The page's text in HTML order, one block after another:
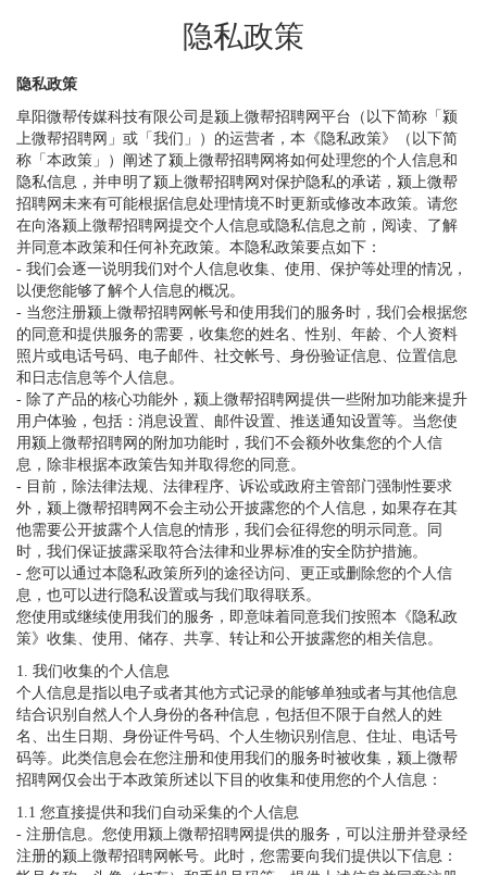
隐私政策
隐私政策
阜阳微帮传媒科技有限公司是颍上微帮招聘网平台（以下简称「颍
上微帮招聘网」或「我们」）的运营者，本《隐私政策》（以下简
称「本政策」）阐述了颍上微帮招聘网将如何处理您的个人信息和
隐私信息，并申明了颍上微帮招聘网对保护隐私的承诺，颍上微帮
招聘网未来有可能根据信息处理情境不时更新或修改本政策。请您
在向洛颍上微帮招聘网提交个人信息或隐私信息之前，阅读、了解
并同意本政策和任何补充政策。本隐私政策要点如下：
- 我们会逐一说明我们对个人信息收集、使用、保护等处理的情况，
以便您能够了解个人信息的概况。
- 当您注册颍上微帮招聘网帐号和使用我们的服务时，我们会根据您
的同意和提供服务的需要，收集您的姓名、性别、年龄、个人资料
照片或电话号码、电子邮件、社交帐号、身份验证信息、位置信息
和日志信息等个人信息。
- 除了产品的核心功能外，颍上微帮招聘网提供一些附加功能来提升
用户体验，包括：消息设置、邮件设置、推送通知设置等。当您使
用颍上微帮招聘网的附加功能时，我们不会额外收集您的个人信
息，除非根据本政策告知并取得您的同意。
- 目前，除法律法规、法律程序、诉讼或政府主管部门强制性要求
外，颍上微帮招聘网不会主动公开披露您的个人信息，如果存在其
他需要公开披露个人信息的情形，我们会征得您的明示同意。同
时，我们保证披露采取符合法律和业界标准的安全防护措施。
- 您可以通过本隐私政策所列的途径访问、更正或删除您的个人信
息，也可以进行隐私设置或与我们取得联系。
您使用或继续使用我们的服务，即意味着同意我们按照本《隐私政
策》收集、使用、储存、共享、转让和公开披露您的相关信息。
1. 我们收集的个人信息
个人信息是指以电子或者其他方式记录的能够单独或者与其他信息
结合识别自然人个人身份的各种信息，包括但不限于自然人的姓
名、出生日期、身份证件号码、个人生物识别信息、住址、电话号
码等。此类信息会在您注册和使用我们的服务时被收集，颍上微帮
招聘网仅会出于本政策所述以下目的收集和使用您的个人信息：
1.1 您直接提供和我们自动采集的个人信息
- 注册信息。您使用颍上微帮招聘网提供的服务，可以注册并登录经
注册的颍上微帮招聘网帐号。此时，您需要向我们提供以下信息：